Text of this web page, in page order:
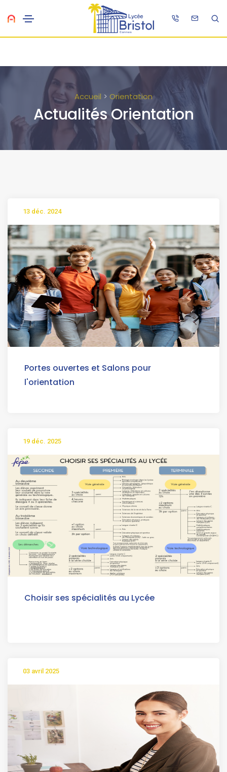
Accueil > Orientation
Actualités Orientation
13 déc. 2024
Portes ouvertes et Salons pour
l'orientation
19 déc. 2025
Choisir ses spécialités au Lycée
03 avril 2025